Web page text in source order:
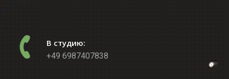
В студию:
+49 6987407838